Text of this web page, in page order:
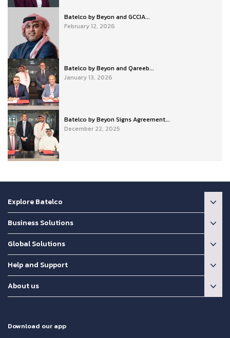
Batelco by Beyon and GCCIA...
February 12, 2026
Batelco by Beyon and Qareeb...
January 13, 2026
Batelco by Beyon Signs Agreement...
December 22, 2025
Explore Batelco
Business Solutions
Global Solutions
Help and Support
About us
Download our app